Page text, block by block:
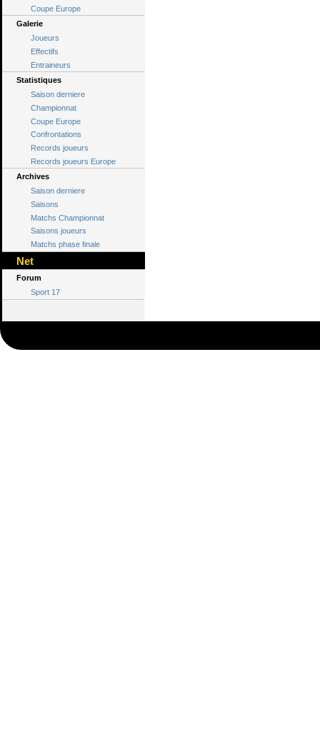
Coupe Europe
Galerie
Joueurs
Effectifs
Entraineurs
Statistiques
Saison derniere
Championnat
Coupe Europe
Confrontations
Records joueurs
Records joueurs Europe
Archives
Saison derniere
Saisons
Matchs Championnat
Saisons joueurs
Matchs phase finale
Net
Forum
Sport 17